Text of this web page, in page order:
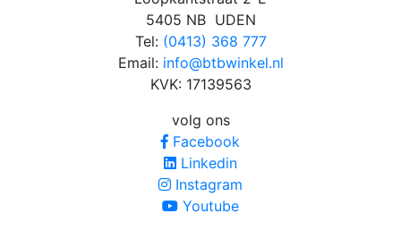
5405 NB UDEN
Tel: (0413) 368 777
Email: info@btbwinkel.nl
KVK: 17139563
volg ons
Facebook
Linkedin
Instagram
Youtube